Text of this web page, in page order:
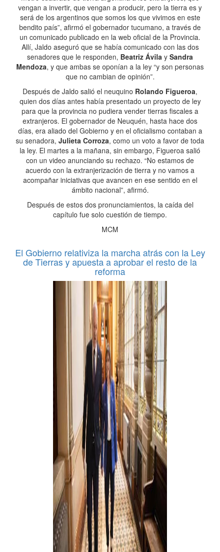
vengan a invertir, que vengan a producir, pero la tierra es y
será de los argentinos que somos los que vivimos en este
bendito país”, afirmó el gobernador tucumano, a través de
un comunicado publicado en la web oficial de la Provincia.
Allí, Jaldo aseguró que se había comunicado con las dos
senadores que le responden, Beatriz Ávila y Sandra
Mendoza, y que ambas se oponían a la ley “y son personas
que no cambian de opinión”.
Después de Jaldo salió el neuquino Rolando Figueroa,
quien dos días antes había presentado un proyecto de ley
para que la provincia no pudiera vender tierras fiscales a
extranjeros. El gobernador de Neuquén, hasta hace dos
días, era aliado del Gobierno y en el oficialismo contaban a
su senadora, Julieta Corroza, como un voto a favor de toda
la ley. El martes a la mañana, sin embargo, Figueroa salió
con un video anunciando su rechazo. “No estamos de
acuerdo con la extranjerización de tierra y no vamos a
acompañar iniciativas que avancen en ese sentido en el
ámbito nacional”, afirmó.
Después de estos dos pronunciamientos, la caída del
capítulo fue solo cuestión de tiempo.
MCM
El Gobierno relativiza la marcha atrás con la Ley
de Tierras y apuesta a aprobar el resto de la
reforma